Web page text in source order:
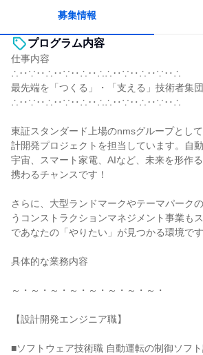
募集情報
プログラム内容
仕事内容
∴‥∵‥∴‥∵‥∴‥∴∴‥∵‥∴‥∵‥∴
最先端を「つくる」・「支える」技術者集団
∴‥∵‥∴‥∵‥∴‥∴∴‥∵‥∴‥∵‥∴
東証スタンダード上場のnmsグループとし
計開発プロジェクトを担当しています。自
宇宙、スマート家電、AIなど、未来を形作
携わるチャンスです！
さらに、大型ランドマークやテーマパーク
うコンストラクションマネジメント事業も
であなたの「やりたい」が見つかる環境です
具体的な業務内容
～・～・～・～・～・～・～・～・
【設計開発エンジニア職】
■ソフトウェア技術職 自動運転の制御ソフ